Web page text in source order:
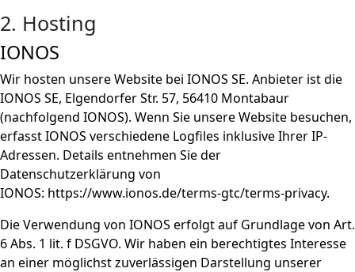
2. Hosting
IONOS
Wir hosten unsere Website bei IONOS SE. Anbieter ist die
IONOS SE, Elgendorfer Str. 57, 56410 Montabaur
(nachfolgend IONOS). Wenn Sie unsere Website besuchen,
erfasst IONOS verschiedene Logfiles inklusive Ihrer IP-
Adressen. Details entnehmen Sie der
Datenschutzerklärung von
IONOS: https://www.ionos.de/terms-gtc/terms-privacy.
Die Verwendung von IONOS erfolgt auf Grundlage von Art.
6 Abs. 1 lit. f DSGVO. Wir haben ein berechtigtes Interesse
an einer möglichst zuverlässigen Darstellung unserer